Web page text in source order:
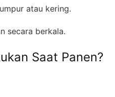
atau kering.
secara berkala.
Saat Panen?